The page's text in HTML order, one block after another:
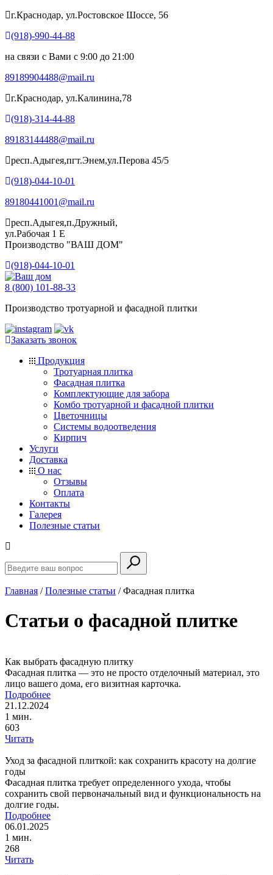
г.Краснодар, ул.Ростовское Шоссе, 56
(918)-990-44-88
на связи с Вами с 9:00 до 21:00
89189904488@mail.ru
г.Краснодар, ул.Калинина,78
(918)-314-44-88
89183144488@mail.ru
респ.Адыгея,пгт.Энем,ул.Перова 45/5
(918)-044-10-01
89180441001@mail.ru
респ.Адыгея,п.Дружный,
ул.Рабочая 1 Е
Производство "ВАШ ДОМ"
(918)-044-10-01
8 (800) 101-88-33
Производство тротуарной и фасадной плитки
Заказать звонок
Продукция
Тротуарная плитка
Фасадная плитка
Комплектующие для забора
Комбо тротуарной и фасадной плитки
Цветочницы
Системы водоотведения
Кирпич
Услуги
Доставка
О нас
Отзывы
Оплата
Контакты
Галерея
Полезные статьи
Главная / Полезные статьи / Фасадная плитка
Статьи о фасадной плитке
Как выбрать фасадную плитку
Фасадная плитка — это не просто отделочный материал, это
лицо вашего дома, его визитная карточка.
Подробнее
21.12.2024
1 мин.
603
Читать
Уход за фасадной плиткой: как сохранить красоту на долгие
годы
Фасадная плитка требует определенного ухода, чтобы
сохранить свой первоначальный вид и функциональность на
долгие годы.
Подробнее
06.01.2025
1 мин.
268
Читать